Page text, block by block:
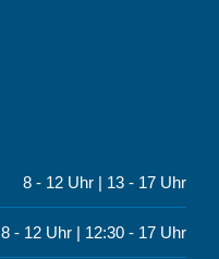
8 - 12 Uhr | 13 - 17 Uhr
8 - 12 Uhr | 12:30 - 17 Uhr